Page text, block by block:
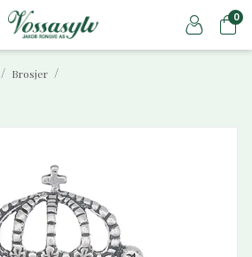
0
/ /
Brosjer